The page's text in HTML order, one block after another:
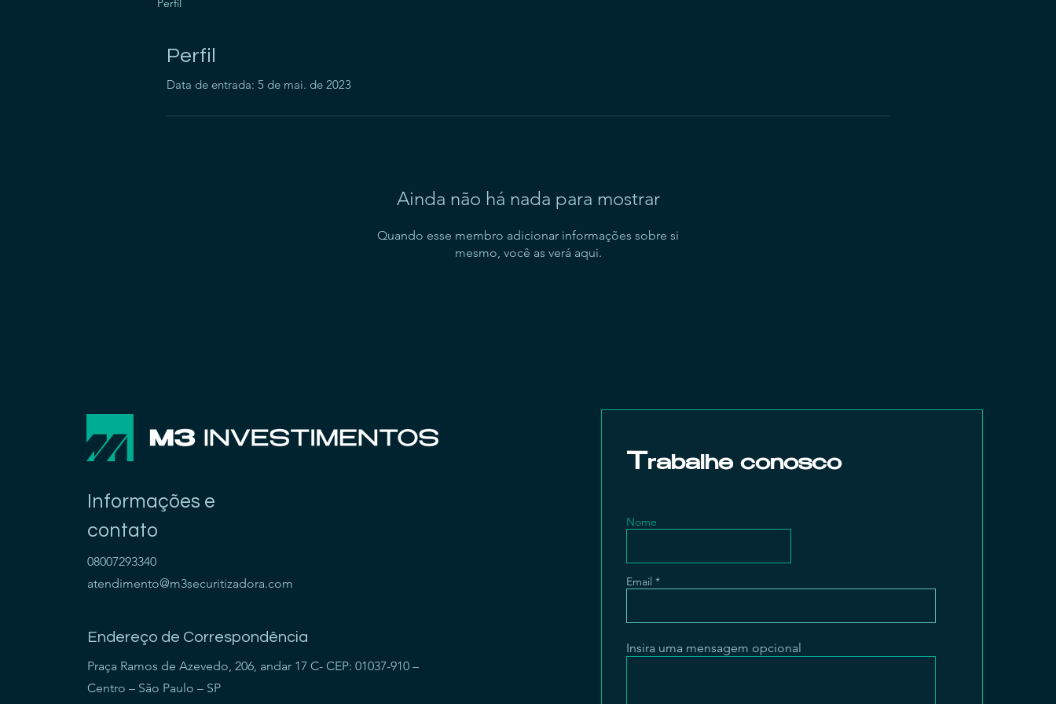
Perfil
Data de entrada: 5 de mai. de 2023
Ainda não há nada para mostrar
Quando esse membro adicionar informações sobre si
mesmo, você as verá aqui.
Perfil
Informações e
contato
08007293340
atendimento@m3securitizadora.com
Endereço de Correspondência
Praça Ramos de Azevedo, 206, andar 17 C- CEP: 01037-910 –
Centro – São Paulo – SP
T rabalhe conosco
Nome
Email
Insira uma mensagem opcional